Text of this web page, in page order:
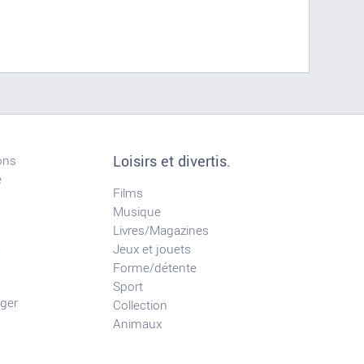
Loisirs et divertis.
Films
Musique
Livres/Magazines
Jeux et jouets
Forme/détente
Sport
Collection
Animaux